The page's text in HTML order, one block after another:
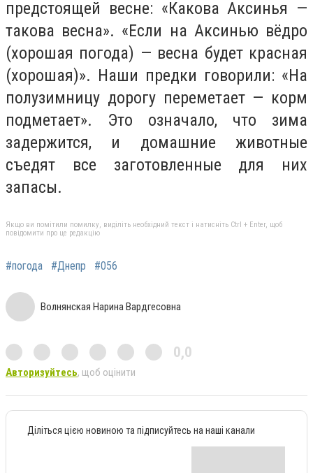
предстоящей весне: «Какова Аксинья —
такова весна». «Если на Аксинью вёдро
(хорошая погода) — весна будет красная
(хорошая)». Наши предки говорили: «На
полузимницу дорогу переметает — корм
подметает». Это означало, что зима
задержится, и домашние животные
съедят все заготовленные для них
запасы.
Якщо ви помітили помилку, виділіть необхідний текст і натисніть Ctrl + Enter, щоб
повідомити про це редакцію
#погода #Днепр #056
Волнянская Нарина Вардгесовна
0,0
Авторизуйтесь, щоб оцінити
Діліться цією новиною та підписуйтесь на наші канали